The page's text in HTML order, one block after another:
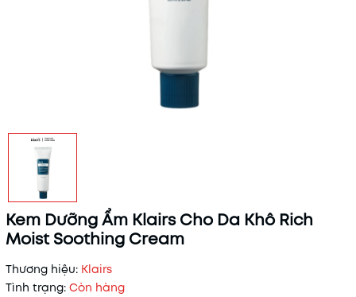
Kem Dưỡng Ẩm Klairs Cho Da Khô Rich
Moist Soothing Cream
Thương hiệu: Klairs
Tình trạng: Còn hàng